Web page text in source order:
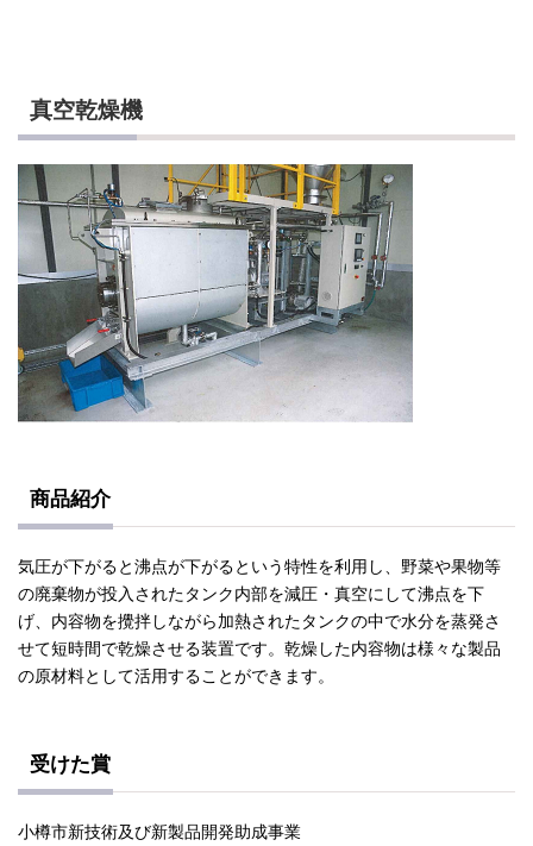
真空乾燥機
商品紹介
気圧が下がると沸点が下がるという特性を利用し、野菜や果物等
の廃棄物が投入されたタンク内部を減圧・真空にして沸点を下
げ、内容物を攪拌しながら加熱されたタンクの中で水分を蒸発さ
せて短時間で乾燥させる装置です。乾燥した内容物は様々な製品
の原材料として活用することができます。
受けた賞
小樽市新技術及び新製品開発助成事業